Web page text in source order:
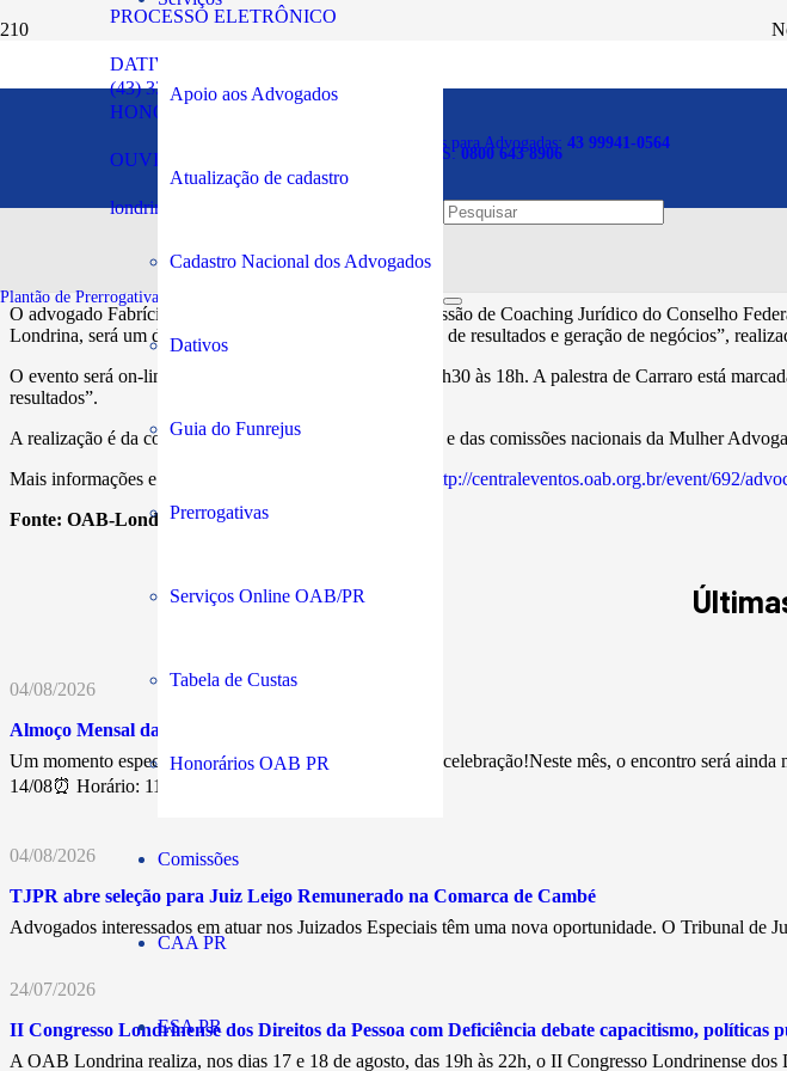
PROCESSO ELETRÔNICO
DATIVOS
HONORÁRIOS
OUVIDORIA
(43) 3294-5900
londrina@oabpr.org.br
Plantão de Prerrogativas para Advogadas: 43 99941-0564
SOS PRERROGATIVAS: 0800 643 8906
Apoio aos Advogados
Atualização de cadastro
Cadastro Nacional dos Advogados
Dativos
Guia do Funrejus
Prerrogativas
Serviços Online OAB/PR
Tabela de Custas
Honorários OAB PR
Comissões
CAA PR
ESA PR
Plantão de Prerrogativas da Subseção:
Advogado de Londrina irá palestrar
31/07/2023
O advogado Fabrício Almeida Carraro, membro da Comissão de Coaching Jurídico do Conselho
Londrina, será um dos palestrantes do evento “Advocacia de resultados e geração de negócios”,
O evento será on-line e gratuito, no dia 1 de agosto, das 9h30 às 18h. A palestra de Carraro está
resultados”.
A realização é da comissão especial de Coaching Jurídico e das comissões nacionais da Mulher
Mais informações e inscrições pelo endereço eletrônico
http://centraleventos.oab.org.br/event/692/
Fonte: OAB-Londrina
04/08/2026
Almoço Mensal da Advocacia
Um momento especial de confraternização, networking e celebração!Neste mês, o encontro será
14/08⏰ Horário: 11h30💰…
04/08/2026
TJPR abre seleção para Juiz Leigo Remunerado na Comarca de Cambé
Advogados interessados em atuar nos Juizados Especiais têm uma nova oportunidade. O Tribunal
24/07/2026
II Congresso Londrinense dos Direitos da Pessoa com Deficiência debate capacitismo, políticas
A OAB Londrina realiza, nos dias 17 e 18 de agosto, das 19h às 22h, o II Congresso Londrinense